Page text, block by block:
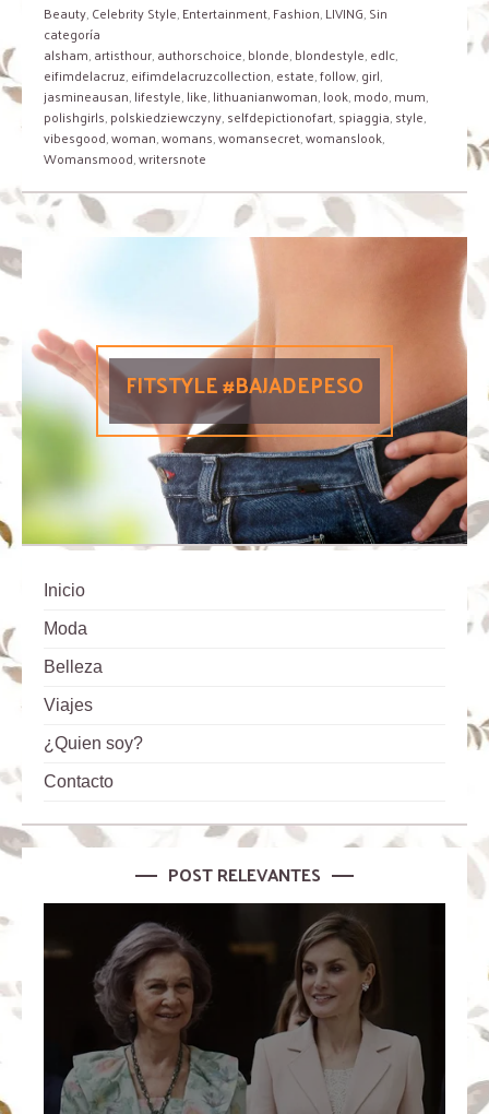
Beauty,Celebrity Style,Entertainment,Fashion,LIVING,Sin
categoría
alsham,artisthour,authorschoice,blonde,blondestyle,edlc,
eifimdelacruz,eifimdelacruzcollection,estate,follow,girl,
jasmineausan,lifestyle,like,lithuanianwoman,look,modo,mum,
polishgirls,polskiedziewczyny,selfdepictionofart,spiaggia,style,
vibesgood,woman,womans,womansecret,womanslook,
Womansmood,writersnote
FITSTYLE #BAJADEPESO
Inicio
Moda
Belleza
Viajes
¿Quien soy?
Contacto
POST RELEVANTES